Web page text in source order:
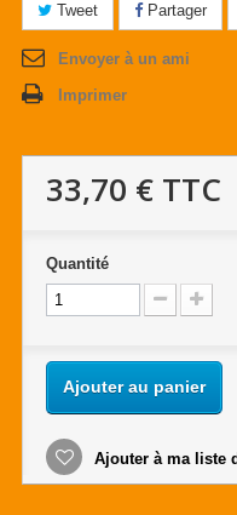
Tweet Partager
Envoyer à un ami
Imprimer
33,70 € TTC
Quantité
Ajouter au panier
Ajouter à ma liste